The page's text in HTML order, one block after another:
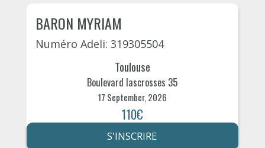
BARON MYRIAM
Numéro Adeli: 319305504
Toulouse
Boulevard lascrosses 35
17 September, 2026
110€
S'INSCRIRE